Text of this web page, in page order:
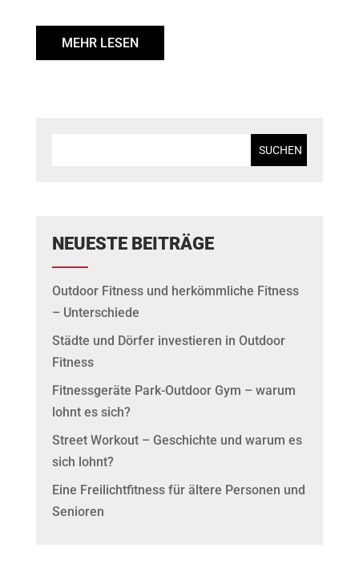
MEHR LESEN
NEUESTE BEITRÄGE
Outdoor Fitness und herkömmliche Fitness
– Unterschiede
Städte und Dörfer investieren in Outdoor
Fitness
Fitnessgeräte Park-Outdoor Gym – warum
lohnt es sich?
Street Workout – Geschichte und warum es
sich lohnt?
Eine Freilichtfitness für ältere Personen und
Senioren